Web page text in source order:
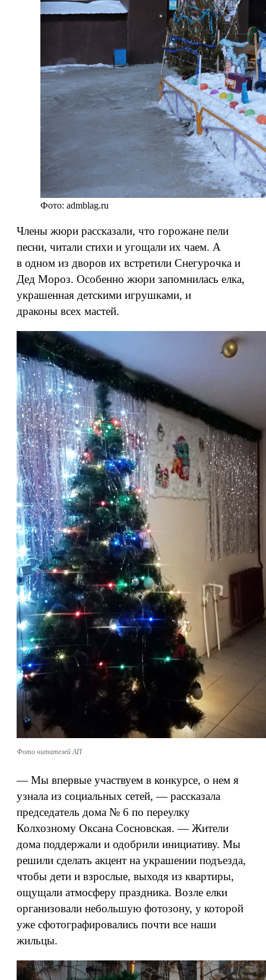
Фото: admblag.ru
Члены жюри рассказали, что горожане пели
песни, читали стихи и угощали их чаем. А
в одном из дворов их встретили Снегурочка и
Дед Мороз. Особенно жюри запомнилась елка,
украшенная детскими игрушками, и
драконы всех мастей.
Фото читателей АП
— Мы впервые участвуем в конкурсе, о нем я
узнала из социальных сетей, — рассказала
председатель дома № 6 по переулку
Колхозному Оксана Сосновская. — Жители
дома поддержали и одобрили инициативу. Мы
решили сделать акцент на украшении подъезда,
чтобы дети и взрослые, выходя из квартиры,
ощущали атмосферу праздника. Возле елки
организовали небольшую фотозону, у которой
уже сфотографировались почти все наши
жильцы.